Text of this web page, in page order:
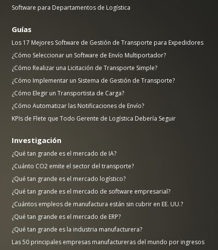
Software para Departamentos de Logística
Guías
Los 17 Mejores Software de Gestión de Transporte para Expedidores
¿Cómo Seleccionar un Software de Envío Multiportador?
¿Cómo Realizar una Licitación de Transporte Simple?
¿Cómo Implementar un Sistema de Gestión de Transporte?
¿Cómo Elegir un Transportista de Carga?
¿Cómo Automatizar las Notificaciones de Envío?
KPIs de Flete que Todo Gerente de Logística Debería Seguir
Investigación
¿Qué tan grande es el mercado de IA?
¿Cuánto CO2 emite el sector del transporte?
¿Qué tan grande es el mercado logístico?
¿Qué tan grande es el mercado de software empresarial?
¿Cuántos empleos de manufactura están sin cubrir en EE. UU.?
¿Qué tan grande es el mercado de ERP?
¿Qué tan grande es la industria manufacturera?
Las 50 principales empresas manufactureras del mundo por ingresos